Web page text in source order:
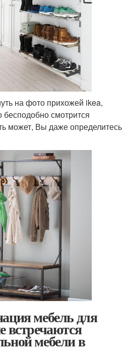
на фото прихожей ikea,
бесподобно смотрится
может, Вы даже определитесь
мебель для
встречаются
мебели в